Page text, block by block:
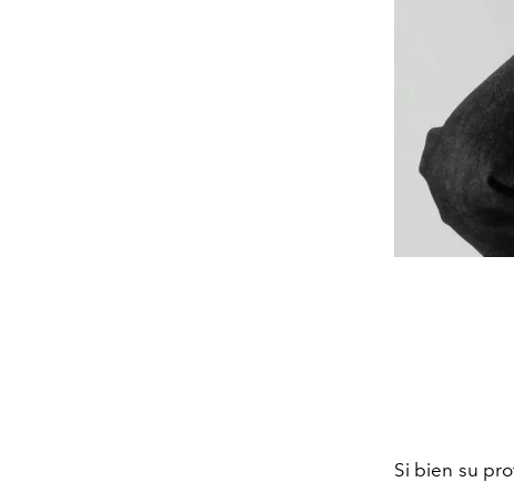
Si bien su